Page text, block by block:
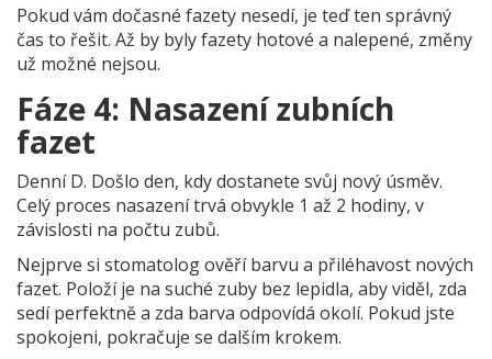
Pokud vám dočasné fazety nesedí, je teď ten správný
čas to řešit. Až by byly fazety hotové a nalepené, změny
už možné nejsou.
Fáze 4: Nasazení zubních
fazet
Denní D. Došlo den, kdy dostanete svůj nový úsměv.
Celý proces nasazení trvá obvykle 1 až 2 hodiny, v
závislosti na počtu zubů.
Nejprve si stomatolog ověří barvu a přiléhavost nových
fazet. Položí je na suché zuby bez lepidla, aby viděl, zda
sedí perfektně a zda barva odpovídá okolí. Pokud jste
spokojeni, pokračuje se dalším krokem.